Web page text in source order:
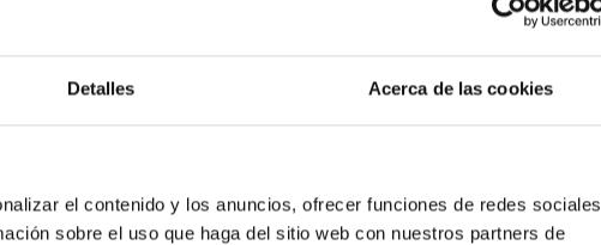
Detalles Acerca de las cookies
el contenido y los anuncios, ofrecer funciones de redes sociales
sobre el uso que haga del sitio web con nuestros partners de